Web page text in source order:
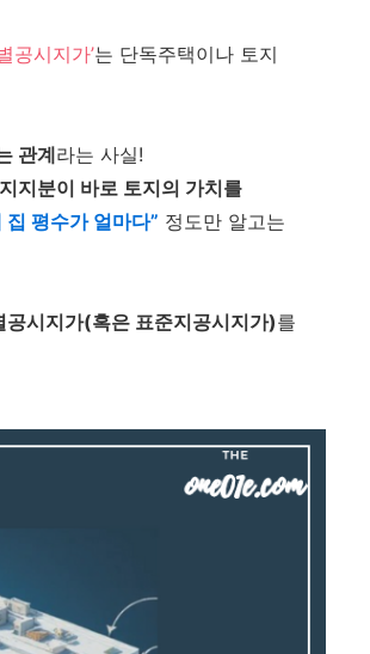
공시지가’는 단독주택이나 토지
관계라는 사실!
지분이 바로 토지의 가치를
집 평수가 얼마다” 정도만 알고는
공시지가(혹은 표준지공시지가)를